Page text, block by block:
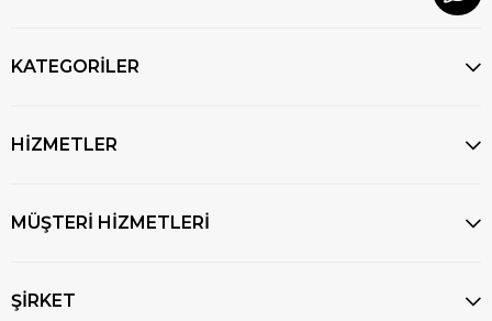
KATEGORİLER
HİZMETLER
MÜŞTERİ HİZMETLERİ
ŞİRKET